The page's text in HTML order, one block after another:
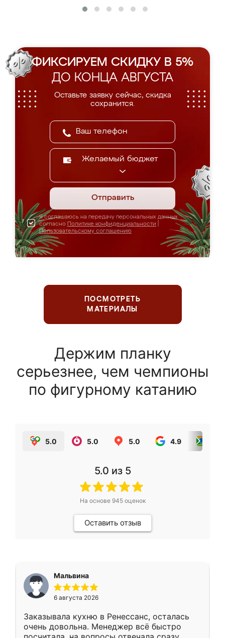
ФИКСИРУЕМ СКИДКУ В 5%
ДО КОНЦА АВГУСТА
Оставьте заявку сейчас, скидка
сохранится.
Желаемый бюджет
Отправить
Я соглашаюсь на передачу персональных данных
согласно Политике конфиденциальности
Пользовательскому соглашению
ПОСМОТРЕТЬ
МАТЕРИАЛЫ
Держим планку
серьезнее, чем чемпионы
по фигурному катанию
5.0 5.0 5.0 4.9
5.0 из 5
На основе 945оценок
Оставить отзыв
Мальвина
6 августа 2026
Заказывала кухню в Ренессанс, осталась
очень довольна. Менеджер всё быстро